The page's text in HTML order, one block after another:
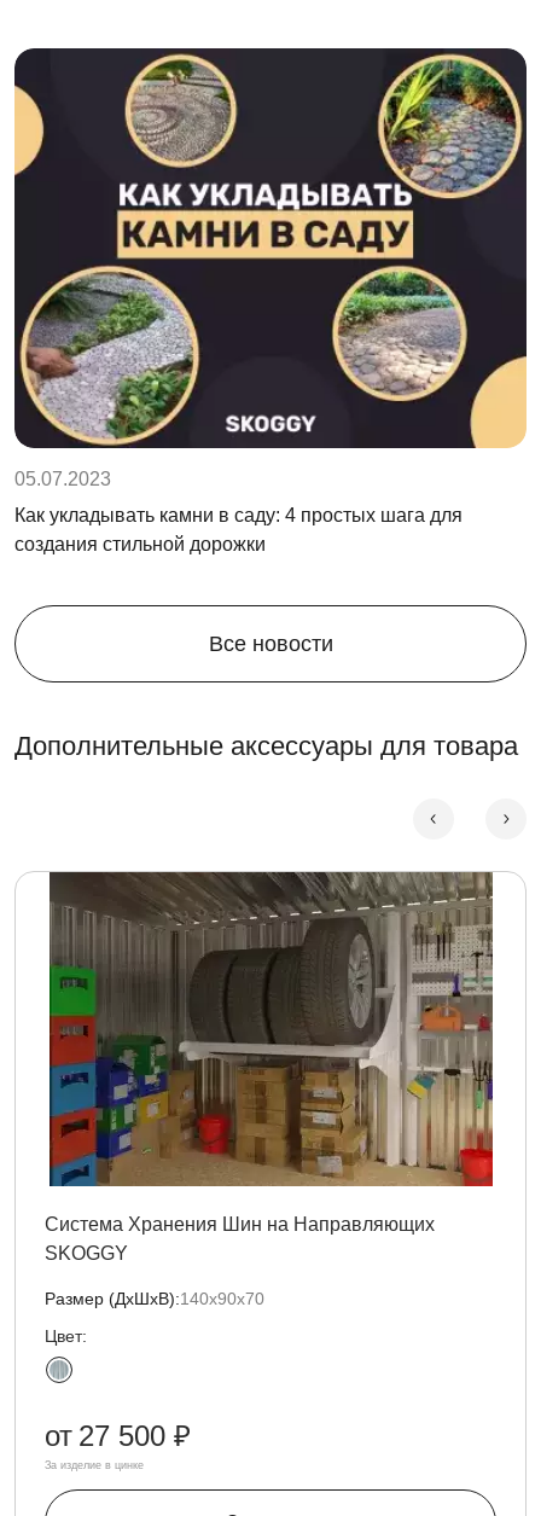
05.07.2023
Как укладывать камни в саду: 4 простых шага для
создания стильной дорожки
Все новости
Дополнительные аксессуары для товара
Система Хранения Шин на Направляющих
SKOGGY
Размер (ДxШxВ):140х90х70
Цвет:
от 27 500 ₽
За изделие в цинке